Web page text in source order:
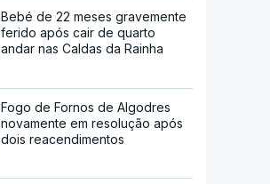
Bebé de 22 meses gravemente
ferido após cair de quarto
andar nas Caldas da Rainha
Fogo de Fornos de Algodres
novamente em resolução após
dois reacendimentos